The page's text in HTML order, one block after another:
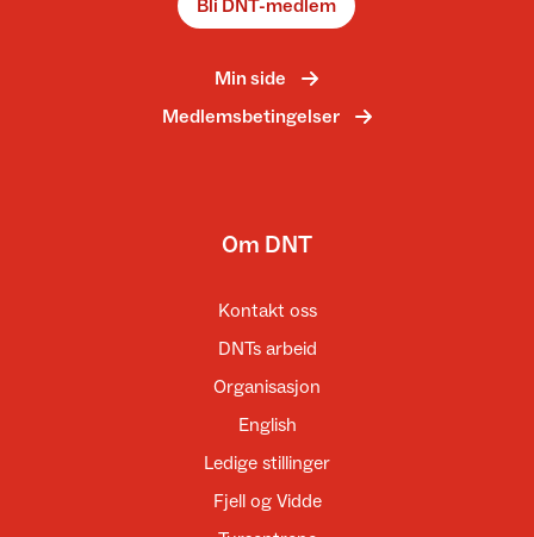
Bli DNT-medlem
Min side
Medlemsbetingelser
Om DNT
Kontakt oss
DNTs arbeid
Organisasjon
English
Ledige stillinger
Fjell og Vidde